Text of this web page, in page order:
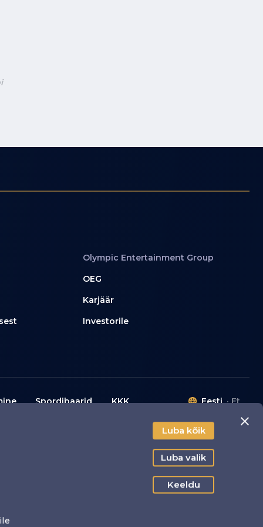
Luba kõik
Luba valik
Keeldu
Olympic Entertainment Group
OEG
Karjäär
Investorile
Spordibaarid KKK Eesti Et